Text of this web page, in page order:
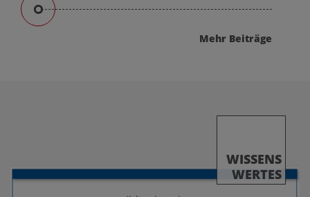
Mehr Beiträge
WISSENS
WERTES